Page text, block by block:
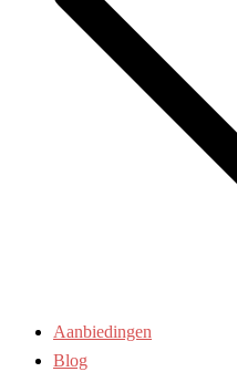
Aanbiedingen
Blog